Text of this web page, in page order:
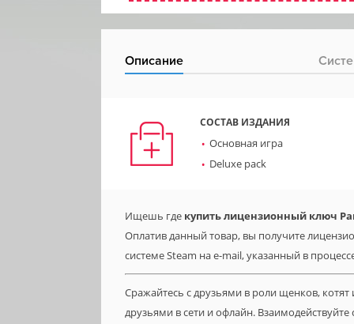
Описание
СОСТАВ ИЗДАНИЯ
Основная игра
Deluxe pack
Ищешь где купить лицензионный ключ
Оплатив данный товар, вы получите
системе Steam на e-mail, указанный в
Сражайтесь с друзьями в роли щенков, котят
друзьями в сети и офлайн.